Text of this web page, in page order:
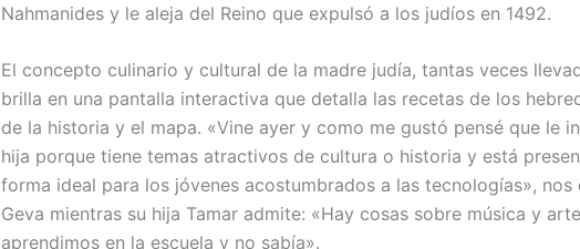
Nahmanides y le aleja del Reino que expulsó a los judíos en 1492.
El concepto culinario y cultural de la madre judía, tantas veces
brilla en una pantalla interactiva que detalla las recetas de los
de la historia y el mapa. «Vine ayer y como me gustó pensé que le
hija porque tiene temas atractivos de cultura o historia y está
forma ideal para los jóvenes acostumbrados a las tecnologías», nos
Geva mientras su hija Tamar admite: «Hay cosas sobre música y
aprendimos en la escuela y no sabía».